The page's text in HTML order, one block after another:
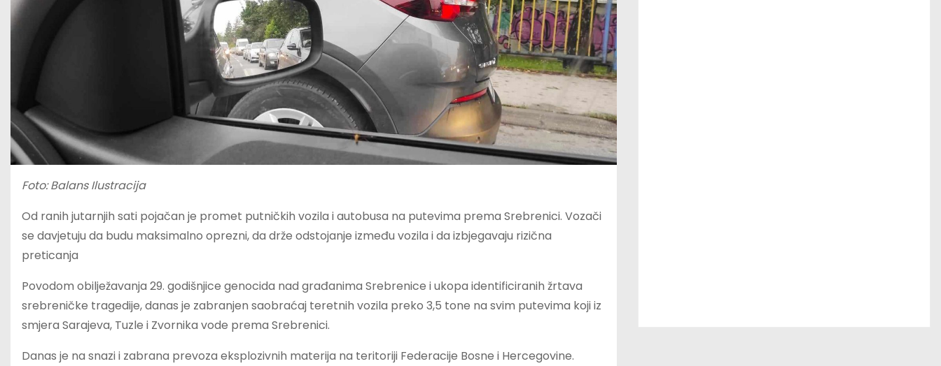
Foto: Balans Ilustracija
Od ranih jutarnjih sati pojačan je promet putničkih vozila i autobusa na putevima prema Srebrenici. Vozači
se davjetuju da budu maksimalno oprezni, da drže odstojanje između vozila i da izbjegavaju rizična
preticanja
Povodom obilježavanja 29. godišnjice genocida nad građanima Srebrenice i ukopa identificiranih žrtava
srebreničke tragedije, danas je zabranjen saobraćaj teretnih vozila preko 3,5 tone na svim putevima koji iz
smjera Sarajeva, Tuzle i Zvornika vode prema Srebrenici.
Danas je na snazi i zabrana prevoza eksplozivnih materija na teritoriji Federacije Bosne i Hercegovine.